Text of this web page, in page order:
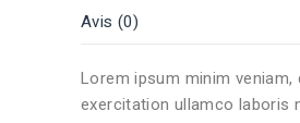
Avis (0)
Lorem ipsum minim veniam,
exercitation ullamco laboris